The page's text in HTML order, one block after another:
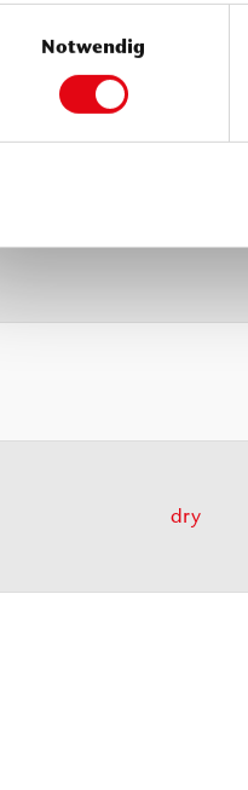
Notwendig
dry